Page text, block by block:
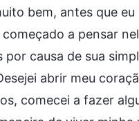
bem, antes que eu
a pensar
por causa de sua
abrir meu
comecei a fazer